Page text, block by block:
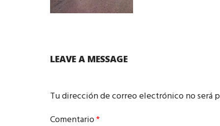
LEAVE A MESSAGE
Tu dirección de correo electrónico no será
Comentario*